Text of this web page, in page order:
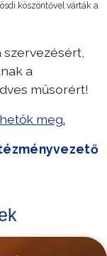
köszöntővel várták a
szervezésért,
a
műsorért!
meg.